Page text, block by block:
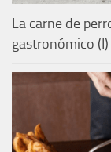
La carne de
gastronómico (I)